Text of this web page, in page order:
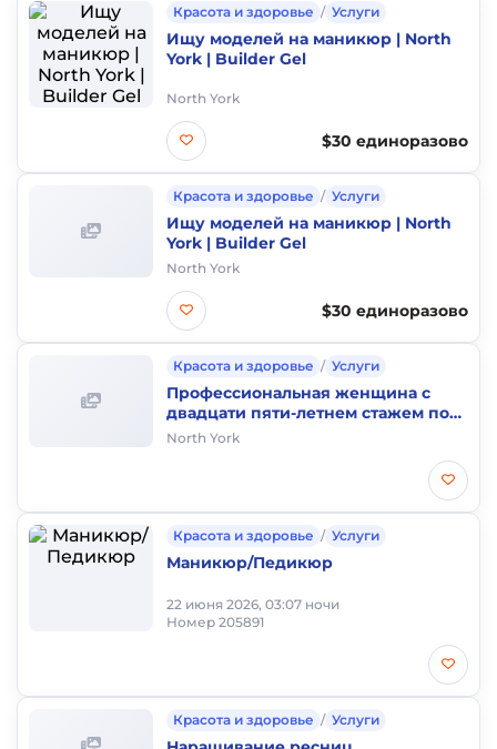
Красота и здоровье / Услуги
Ищу моделей на маникюр | North
York | Builder Gel
North York
$30 единоразово
Красота и здоровье / Услуги
Ищу моделей на маникюр | North
York | Builder Gel
North York
$30 единоразово
Красота и здоровье / Услуги
Профессиональная женщина с
двадцати пяти-летнем стажем по
уходу за стариками и больными
North York
Красота и здоровье / Услуги
Маникюр/Педикюр
22 июня 2026, 03:07 ночи
Номер 205891
Красота и здоровье / Услуги